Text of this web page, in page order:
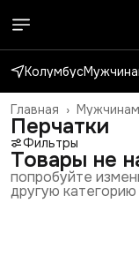
Колумбус
Мужчинам
Главная ›
Перчатки
Фильтры
Товары не
попробуйте
другую категорию